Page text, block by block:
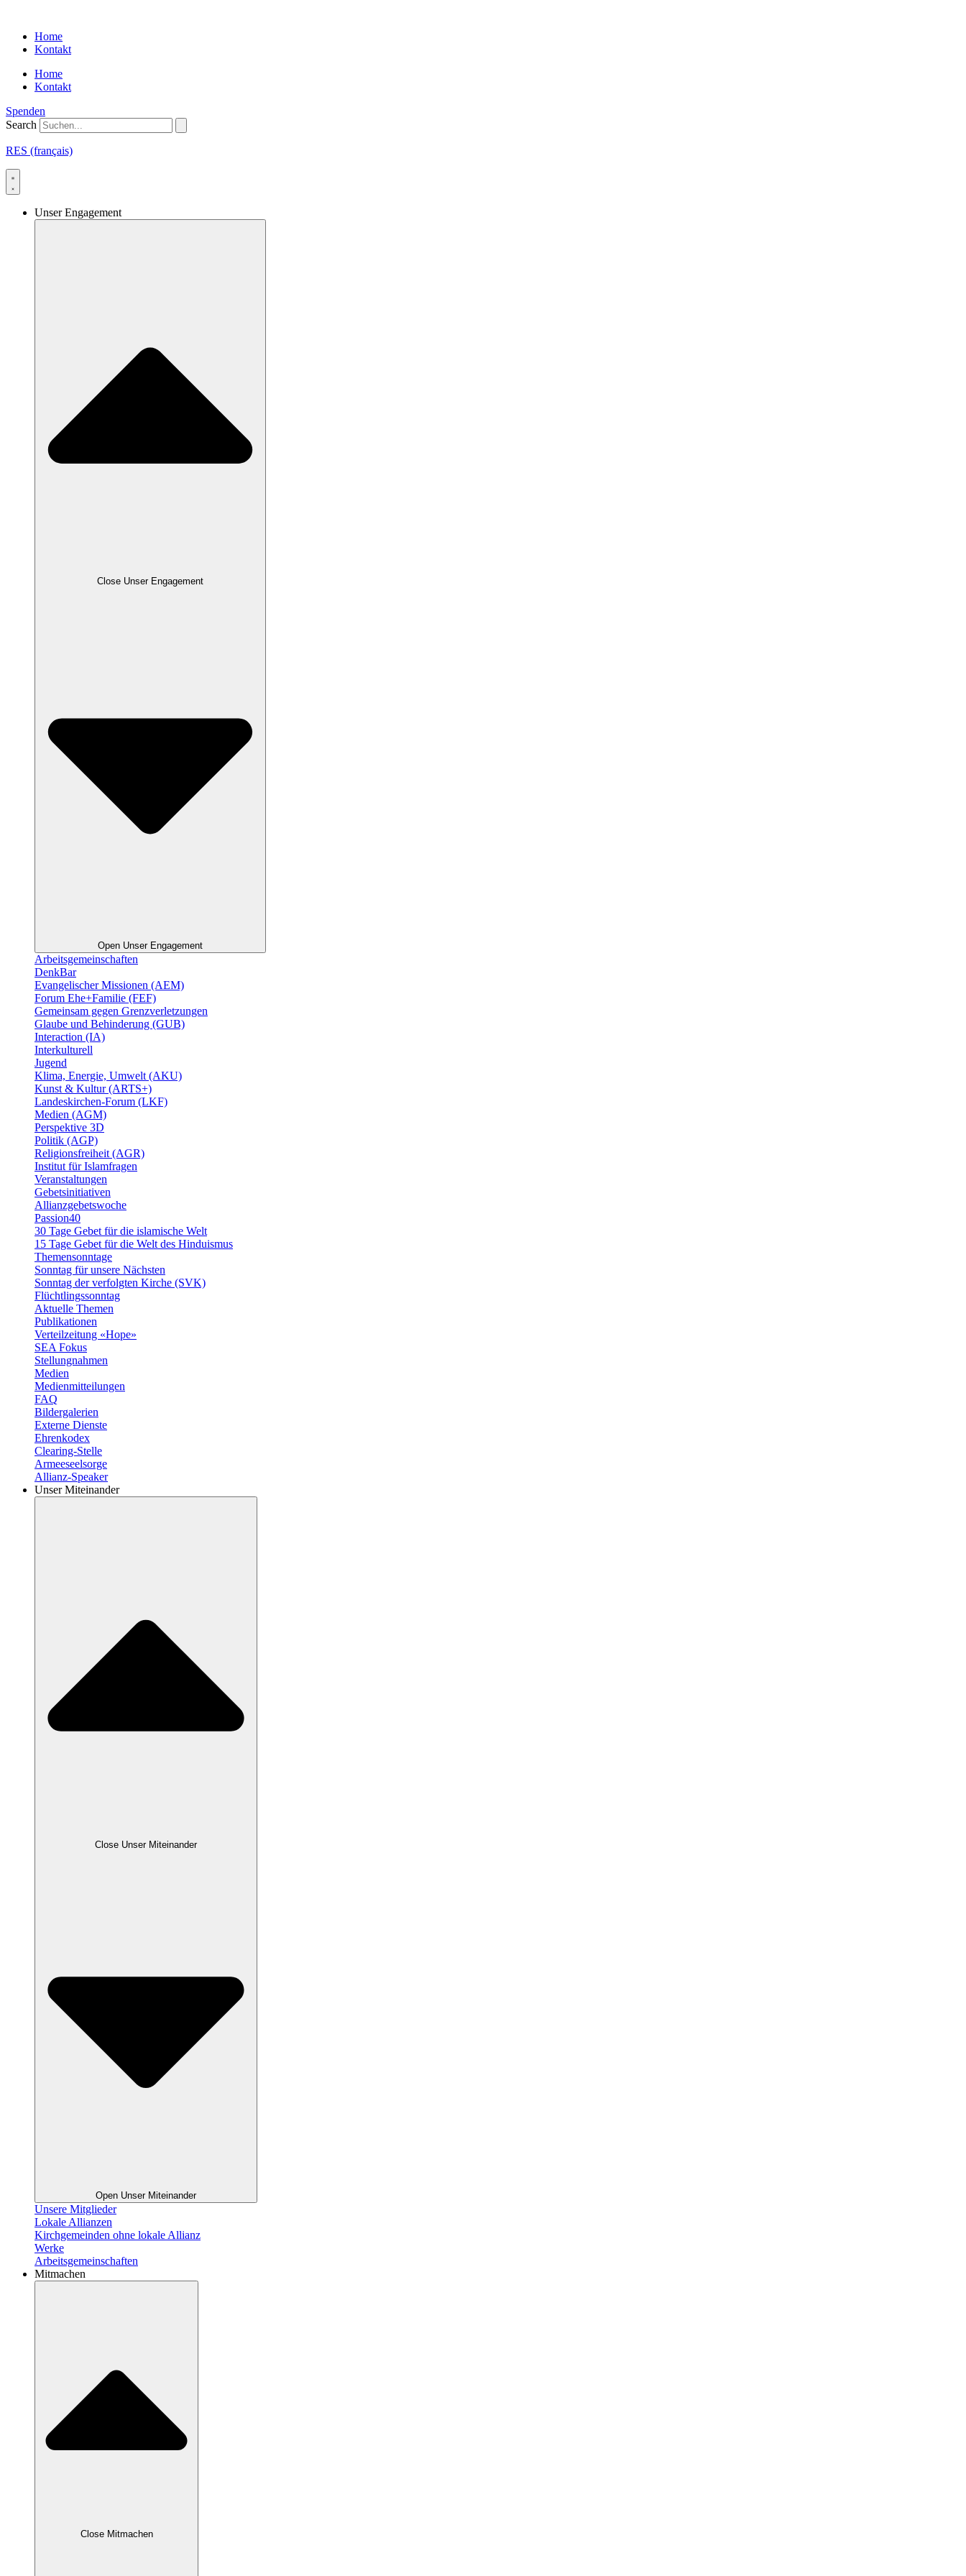
contentHome
Kontakt
Home
Kontakt
Spenden
Search
RES (français)
Unser Engagement
Close Unser Engagement
Open Unser Engagement
Arbeitsgemeinschaften
DenkBar
Evangelischer Missionen (AEM)
Forum Ehe+Familie (FEF)
Gemeinsam gegen Grenzverletzungen
Glaube und Behinderung (GUB)
Interaction (IA)
Interkulturell
Jugend
Klima, Energie, Umwelt (AKU)
Kunst & Kultur (ARTS+)
Landeskirchen-Forum (LKF)
Medien (AGM)
Perspektive 3D
Politik (AGP)
Religionsfreiheit (AGR)
Institut für Islamfragen
Veranstaltungen
Gebetsinitiativen
Allianzgebetswoche
Passion40
30 Tage Gebet für die islamische Welt
15 Tage Gebet für die Welt des Hinduismus
Themensonntage
Sonntag für unsere Nächsten
Sonntag der verfolgten Kirche (SVK)
Flüchtlingssonntag
Aktuelle Themen
Publikationen
Verteilzeitung «Hope»
SEA Fokus
Stellungnahmen
Medien
Medienmitteilungen
FAQ
Bildergalerien
Externe Dienste
Ehrenkodex
Clearing-Stelle
Armeeseelsorge
Allianz-Speaker
Unser Miteinander
Close Unser Miteinander
Open Unser Miteinander
Unsere Mitglieder
Lokale Allianzen
Kirchgemeinden ohne lokale Allianz
Werke
Arbeitsgemeinschaften
Mitmachen
Close Mitmachen